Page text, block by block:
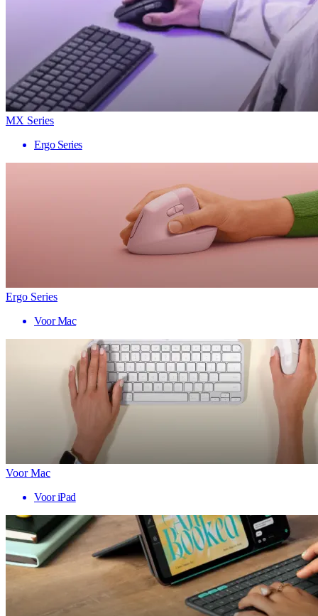
MX Series
Ergo Series
Ergo Series
Voor Mac
Voor Mac
Voor iPad